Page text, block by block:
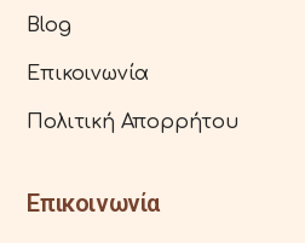
Blog
Επικοινωνία
Πολιτική Απορρήτου
Επικοινωνία